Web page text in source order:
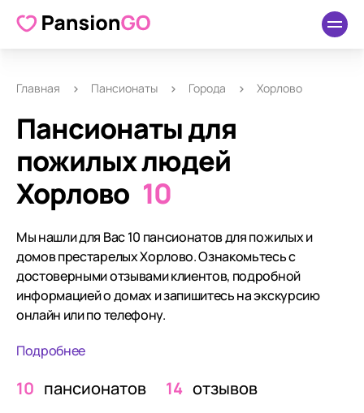
Главная Пансионаты Города Хорлово
Пансионаты для
пожилых людей
Хорлово 10
Мы нашли для Вас 10 пансионатов для пожилых и
домов престарелых Хорлово. Ознакомьтесь с
достоверными отзывами клиентов, подробной
информацией о домах и запишитесь на экскурсию
онлайн или по телефону.
Подробнее
10 пансионатов 14 отзывов